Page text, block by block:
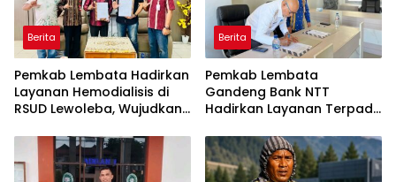
Berita
Pemkab Lembata Hadirkan
Layanan Hemodialisis di
RSUD Lewoleba, Wujudkan
Dekat
Berita
Pemkab Lembata
Gandeng Bank NTT
Hadirkan Layanan Terpadu